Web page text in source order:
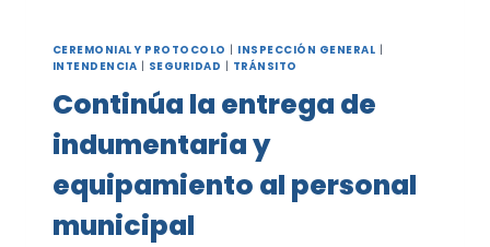
CEREMONIAL Y PROTOCOLO | INSPECCIÓN GENERAL |
INTENDENCIA | SEGURIDAD | TRÁNSITO
Continúa la entrega de
indumentaria y
equipamiento al personal
municipal